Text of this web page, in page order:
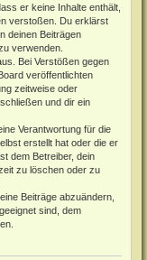
er keine Inhalte enthält,
verstoßen. Du erklärst
deinen Beiträgen
verwenden.
Bei Verstößen gegen
veröffentlichten
zeitweise oder
und dir ein
Verantwortung für die
erstellt hat oder die er
dem Betreiber, dein
zu löschen oder zu
Beiträge abzuändern,
sind, dem